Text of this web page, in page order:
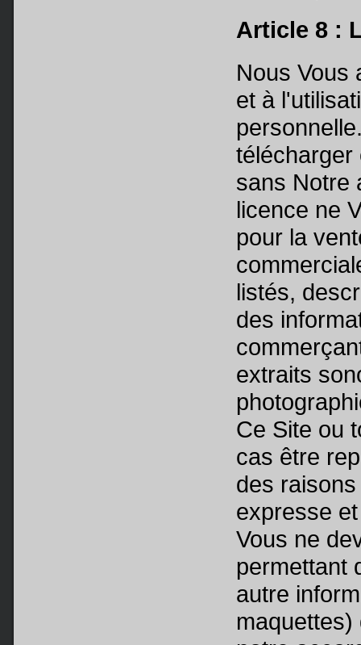
Article 8 :
Nous Vous
et à
télécharger
sans Notre
licence ne
pour la
listés,
des
extraits
Ce Site ou
cas être
des
expresse
Vous ne
permettant
autre